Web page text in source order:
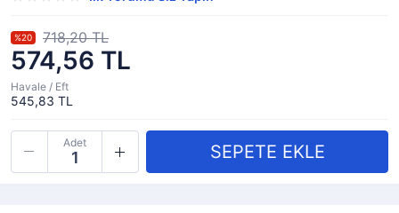
574,56 TL
%20 718,20 TL
Havale / Eft
545,83 TL
Adet